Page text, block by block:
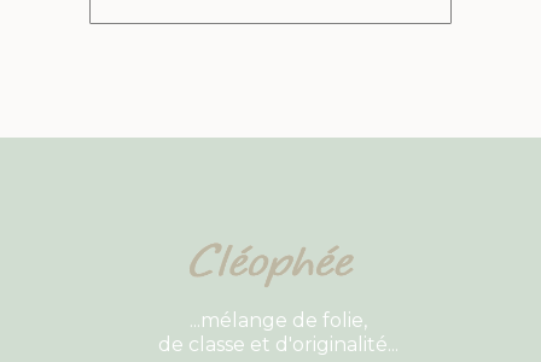
...mélange de folie,
de classe et d'originalité...